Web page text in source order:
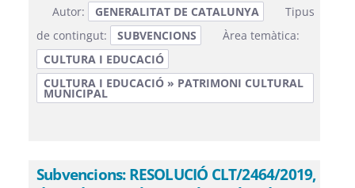
Autor:
GENERALITAT DE CATALUNYA
Tipus
de contingut:
SUBVENCIONS
Àrea temàtica:
CULTURA I EDUCACIÓ
CULTURA I EDUCACIÓ » PATRIMONI CULTURAL
MUNICIPAL
Subvencions: RESOLUCIÓ CLT/2464/2019,